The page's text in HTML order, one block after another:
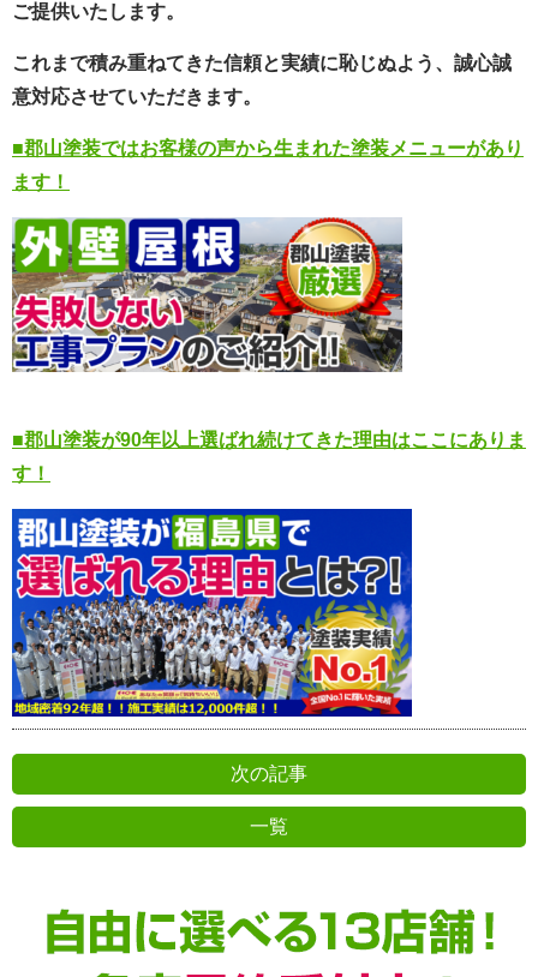
ご提供いたします。
これまで積み重ねてきた信頼と実績に恥じぬよう、誠心誠
意対応させていただきます。
■郡山塗装ではお客様の声から生まれた塗装メニューがあり
ます！
■郡山塗装が90年以上選ばれ続けてきた理由はここにありま
す！
次の記事
一覧